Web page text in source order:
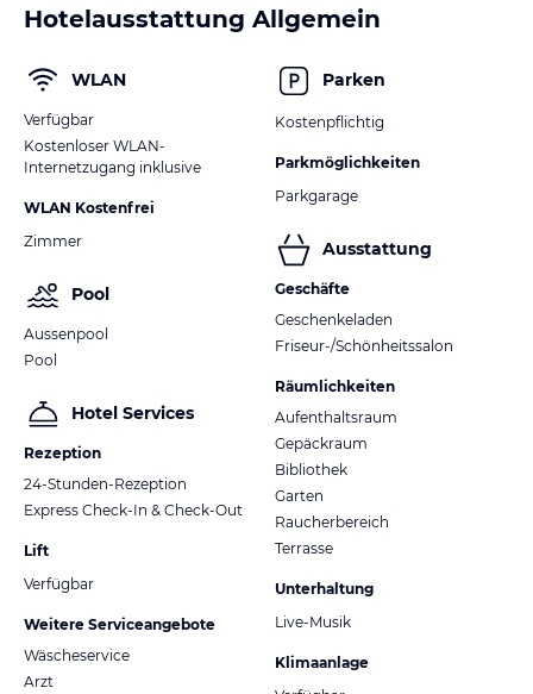
Hotelausstattung Allgemein
WLAN
Verfügbar
Kostenloser WLAN-
Internetzugang inklusive
WLAN Kostenfrei
Zimmer
Pool
Aussenpool
Pool
Hotel Services
Rezeption
24-Stunden-Rezeption
Express Check-In & Check-Out
Lift
Verfügbar
Weitere Serviceangebote
Wäscheservice
Arzt
Parken
Kostenpflichtig
Parkmöglichkeiten
Parkgarage
Ausstattung
Geschäfte
Geschenkeladen
Friseur-/Schönheitssalon
Räumlichkeiten
Aufenthaltsraum
Gepäckraum
Bibliothek
Garten
Raucherbereich
Terrasse
Unterhaltung
Live-Musik
Klimaanlage